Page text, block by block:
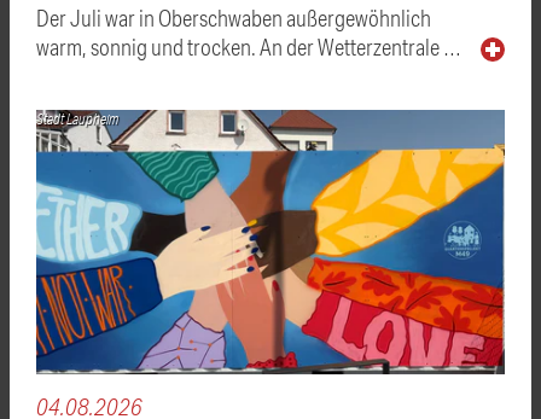
Der Juli war in Oberschwaben außergewöhnlich
warm, sonnig und trocken. An der Wetterzentrale …
Stadt Laupheim
04.08.2026